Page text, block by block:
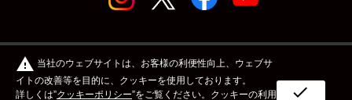
© アメ車のWEBマガジン アメ車マガジン公式WEBサイト
warning 当社のウェブサイトは、お客様の利便性向上、ウェブサ
イトの改善等を目的に、クッキーを使用しております。
詳しくは”クッキーポリシー”をご覧ください。クッキーの利用 check